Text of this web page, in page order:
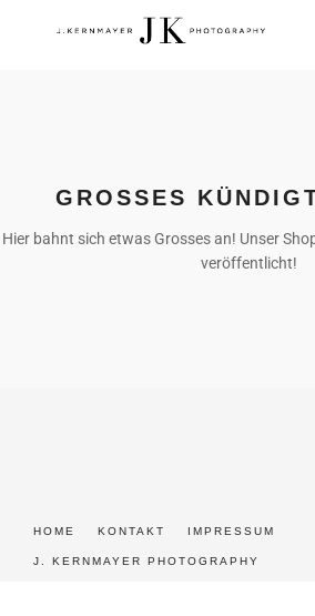
GROSSES
Hier bahnt sich etwas Grosses an! Unser
veröffentlicht!
HOME KONTAKT IMPRESSUM
J. KERNMAYER PHOTOGRAPHY